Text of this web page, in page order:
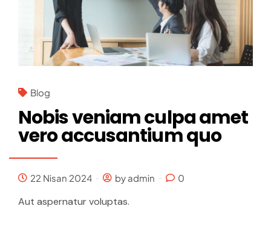
Blog
Nobis veniam culpa amet
vero accusantium quo
22 Nisan 2024 by admin 0
Aut aspernatur voluptas.